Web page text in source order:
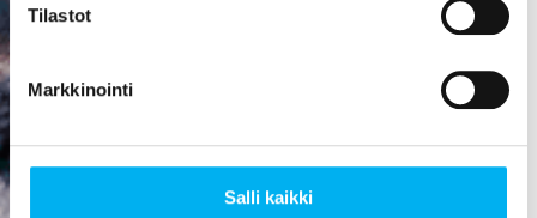
Tilastot
Markkinointi
Salli kaikki
parantaa
viihtyisyyttä,
ehkäisee